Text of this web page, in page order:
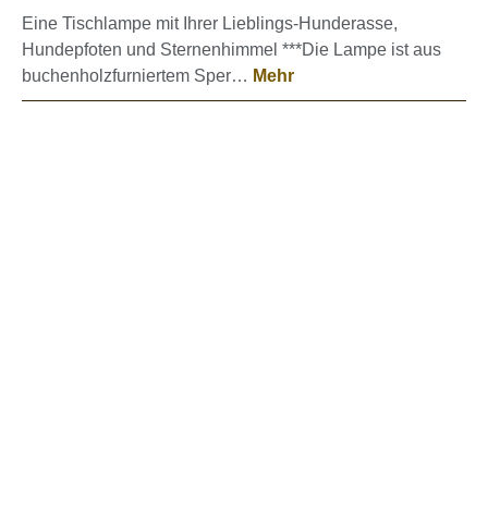
Eine Tischlampe mit Ihrer Lieblings-Hunderasse,
Hundepfoten und Sternenhimmel ***Die Lampe ist aus
buchenholzfurniertem Sper… Mehr